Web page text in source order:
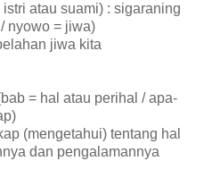
atau suami) : sigaraning
nyowo = jiwa)
jiwa kita
= hal atau perihal / apa-
(mengetahui) tentang hal
dan pengalamannya